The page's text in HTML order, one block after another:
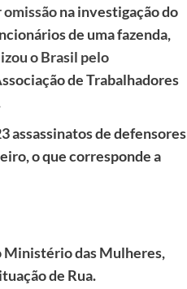
na investigação do
de uma fazenda,
o Brasil pelo
de Trabalhadores
assassinatos de defensores
o que corresponde a
Ministério das Mulheres,
de Rua.